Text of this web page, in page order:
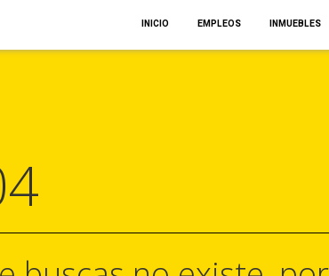
INICIO EMPLEOS INMUEBLES